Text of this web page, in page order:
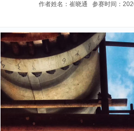
作者姓名：崔晓通 参赛时间：